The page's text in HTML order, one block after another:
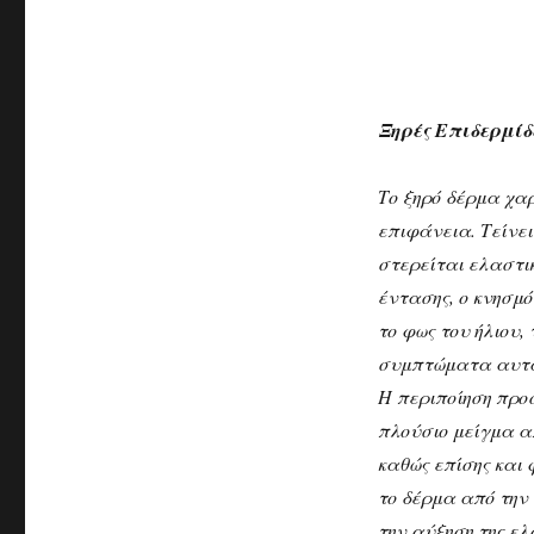
Ξηρές
Το ξηρό δέρμα
επιφάνεια.
στερείται
έντασης, ο
το φως του
συμπτώματα
Η περιποίηση
πλούσιο μείγμα
καθώς επίσης
το δέρμα από την